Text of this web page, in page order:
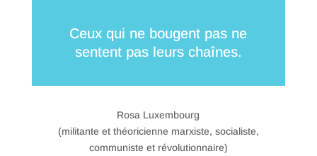
Ceux qui ne bougent pas ne
sentent pas leurs chaînes.
Rosa Luxembourg
(militante et théoricienne marxiste, socialiste,
communiste et révolutionnaire)